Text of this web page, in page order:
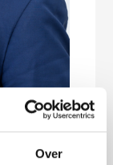
Over